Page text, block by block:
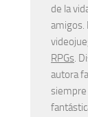
de la
amigos.
RPGs.
autora
siempre